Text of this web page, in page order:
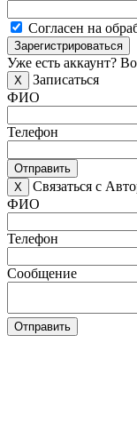
Согласен на
Зарегистрироваться
Уже есть аккаунт?
X
Записаться
ФИО
Телефон
Отправить
X
Связаться с
ФИО
Телефон
Сообщение
Отправить